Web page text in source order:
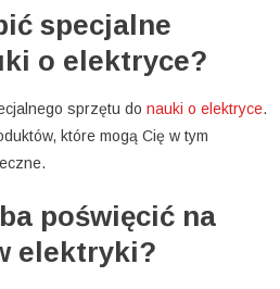
specjalne
o elektryce?
sprzętu do nauki o elektryce.
które mogą Cię w tym
poświęcić na
elektryki?